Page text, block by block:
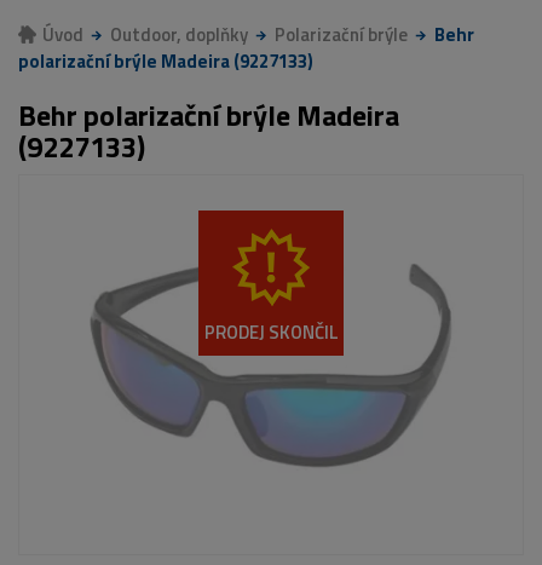
Úvod Outdoor, doplňky Polarizační brýle
Behr
polarizační brýle Madeira (9227133)
Behr polarizační brýle Madeira
(9227133)
PRODEJ SKONČIL